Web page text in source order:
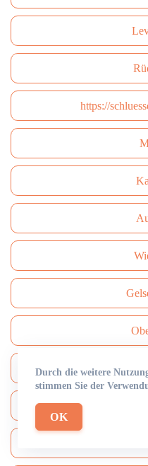
https://
Durch die weitere
stimmen Sie der
OK